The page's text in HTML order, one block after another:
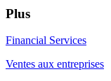
Plus
Financial Services
Ventes aux entreprises